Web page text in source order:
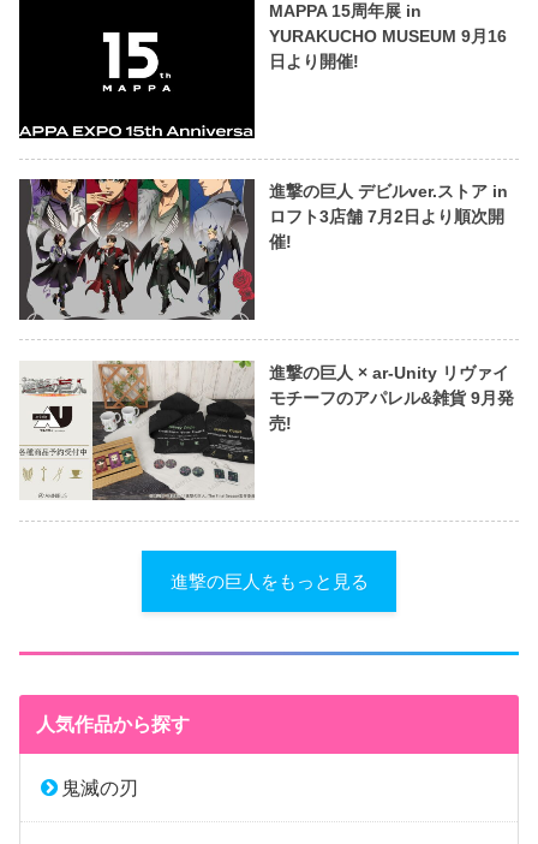
MAPPA 15周年展 in
YURAKUCHO MUSEUM 9月16
日より開催!
進撃の巨人 デビルver.ストア in
ロフト3店舗 7月2日より順次開
催!
進撃の巨人 × ar-Unity リヴァイ
モチーフのアパレル&雑貨 9月発
売!
進撃の巨人をもっと見る
人気作品から探す
鬼滅の刃